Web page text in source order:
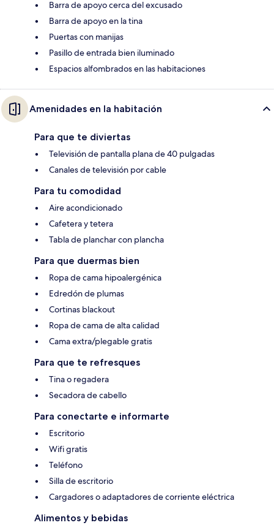
Barra de apoyo cerca del excusado
Barra de apoyo en la tina
Puertas con manijas
Pasillo de entrada bien iluminado
Espacios alfombrados en las habitaciones
Amenidades en la habitación
Para que te diviertas
Televisión de pantalla plana de 40 pulgadas
Canales de televisión por cable
Para tu comodidad
Aire acondicionado
Cafetera y tetera
Tabla de planchar con plancha
Para que duermas bien
Ropa de cama hipoalergénica
Edredón de plumas
Cortinas blackout
Ropa de cama de alta calidad
Cama extra/plegable gratis
Para que te refresques
Tina o regadera
Secadora de cabello
Para conectarte e informarte
Escritorio
Wifi gratis
Teléfono
Silla de escritorio
Cargadores o adaptadores de corriente eléctrica
Alimentos y bebidas